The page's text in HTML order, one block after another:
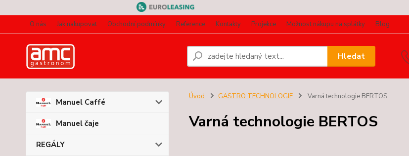
O nás Jak nakupovat Obchodní podmínky Reference Kontakty Projekce Možnost nákupu na splátky Blog
Hledat
Manuel Caffé
Manuel čaje
REGÁLY
Úvod GASTRO TECHNOLOGIE Varná technologie BERTOS
Varná technologie BERTOS